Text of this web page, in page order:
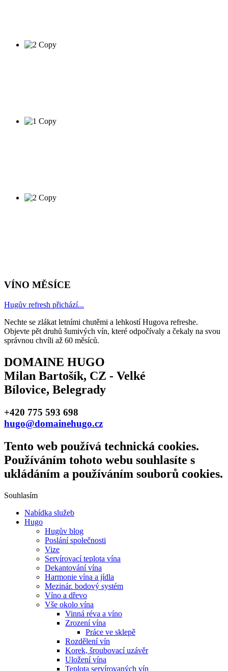
VÍNO MĚSÍCE
Hugův refresh přichází...
Nechte se zlákat letními chutěmi a lehkostí Hugova refreshe.
Objevte pět druhů šumivých vín, které odpočívaly a čekaly na svou
správnou chvíli až 60 měsíců.
DOMAINE HUGO
Milan Bartošík, CZ - Velké
Bílovice, Belegrady
+420 775 593 698
hugo@domainehugo.cz
Tento web používá technická cookies.
Používáním tohoto webu souhlasíte s
ukládáním a používáním souborů cookies.
Souhlasím
Nabídka služeb
Hugo
Hugův blog
Poslání společnosti
Vize
Servírovací teplota vína
Dekantování vína
Harmonie vína a jídla
Mezinár. bodový systém
Víno a dřevo
Vše okolo vína
Vinná réva a víno
Zrození vína
Práce ve sklepě
Rozdělení vín
Korek, šroubovací uzávěr
Uložení vína
Teplota servírovaných vín